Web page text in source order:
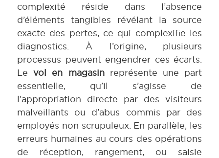
complexité réside dans l’absence
d’éléments tangibles révélant la source
exacte des pertes, ce qui complexifie les
diagnostics. À l’origine, plusieurs
processus peuvent engendrer ces écarts.
Levol en magasinreprésente une part
essentielle, qu’il s’agisse de
l’appropriation directe par des visiteurs
malveillants ou d’abus commis par des
employés non scrupuleux. En parallèle, les
erreurs humaines au cours des opérations
de réception, rangement, ou saisie